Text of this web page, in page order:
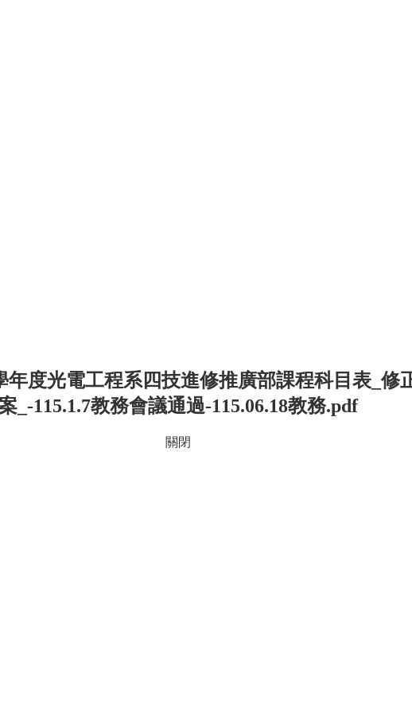
年度光電工程系四技進修推廣部課程科目表_修
_-115.1.7教務會議通過-115.06.18教務.pdf
關閉